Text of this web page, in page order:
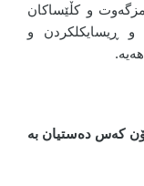
و کڵێساکان
و ڕیسایکلکردن و
کەس دەستیان بە